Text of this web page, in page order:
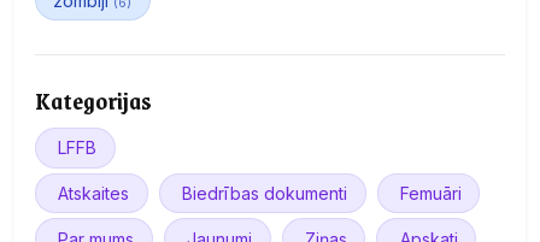
Kategorijas
LFFB
Atskaites Biedrības dokumenti Femuāri